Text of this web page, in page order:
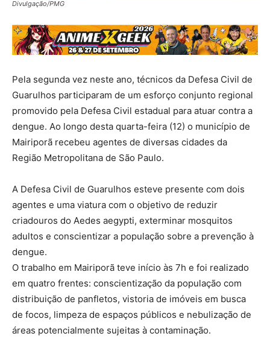
Divulgação/PMG
Pela segunda vez neste ano, técnicos da Defesa Civil de
Guarulhos participaram de um esforço conjunto regional
promovido pela Defesa Civil estadual para atuar contra a
dengue. Ao longo desta quarta-feira (12) o município de
Mairiporã recebeu agentes de diversas cidades da
Região Metropolitana de São Paulo.
A Defesa Civil de Guarulhos esteve presente com dois
agentes e uma viatura com o objetivo de reduzir
criadouros do Aedes aegypti, exterminar mosquitos
adultos e conscientizar a população sobre a prevenção à
dengue.
O trabalho em Mairiporã teve início às 7h e foi realizado
em quatro frentes: conscientização da população com
distribuição de panfletos, vistoria de imóveis em busca
de focos, limpeza de espaços públicos e nebulização de
áreas potencialmente sujeitas à contaminação.